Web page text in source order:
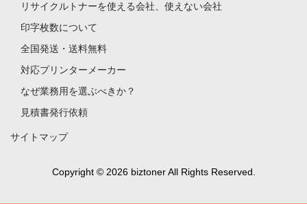
リサイクルトナーを使える会社、使えない会社
印字枚数について
全国発送・送料無料
対応プリンターメーカー
なぜ業務用を選ぶべきか？
見積書発行依頼
サイトマップ
Copyright © 2026 biztoner All Rights Reserved.